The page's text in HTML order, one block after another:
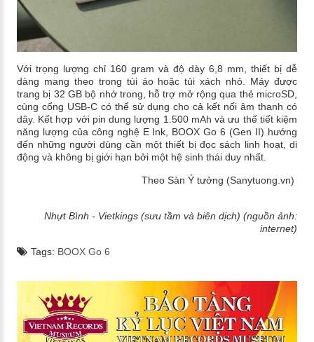
Với trọng lượng chỉ 160 gram và độ dày 6,8 mm, thiết bị dễ
dàng mang theo trong túi áo hoặc túi xách nhỏ. Máy được
trang bị 32 GB bộ nhớ trong, hỗ trợ mở rộng qua thẻ microSD,
cùng cổng USB-C có thể sử dụng cho cả kết nối âm thanh có
dây. Kết hợp với pin dung lượng 1.500 mAh và ưu thế tiết kiệm
năng lượng của công nghệ E Ink, BOOX Go 6 (Gen II) hướng
đến những người dùng cần một thiết bị đọc sách linh hoạt, di
động và không bị giới hạn bởi một hệ sinh thái duy nhất.
Theo Sàn Ý tưởng (Sanytuong.vn)
Nhựt Bình - Vietkings (sưu tầm và biên dịch) (nguồn ảnh:
internet)
Tags: BOOX Go 6